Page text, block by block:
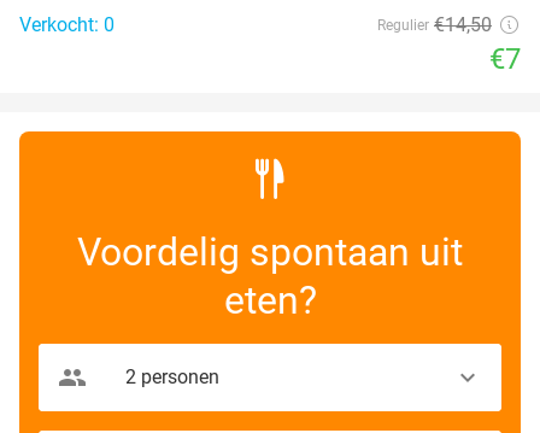
Verkocht: 0
Regulier €14,50
€7
Voordelig spontaan uit
eten?